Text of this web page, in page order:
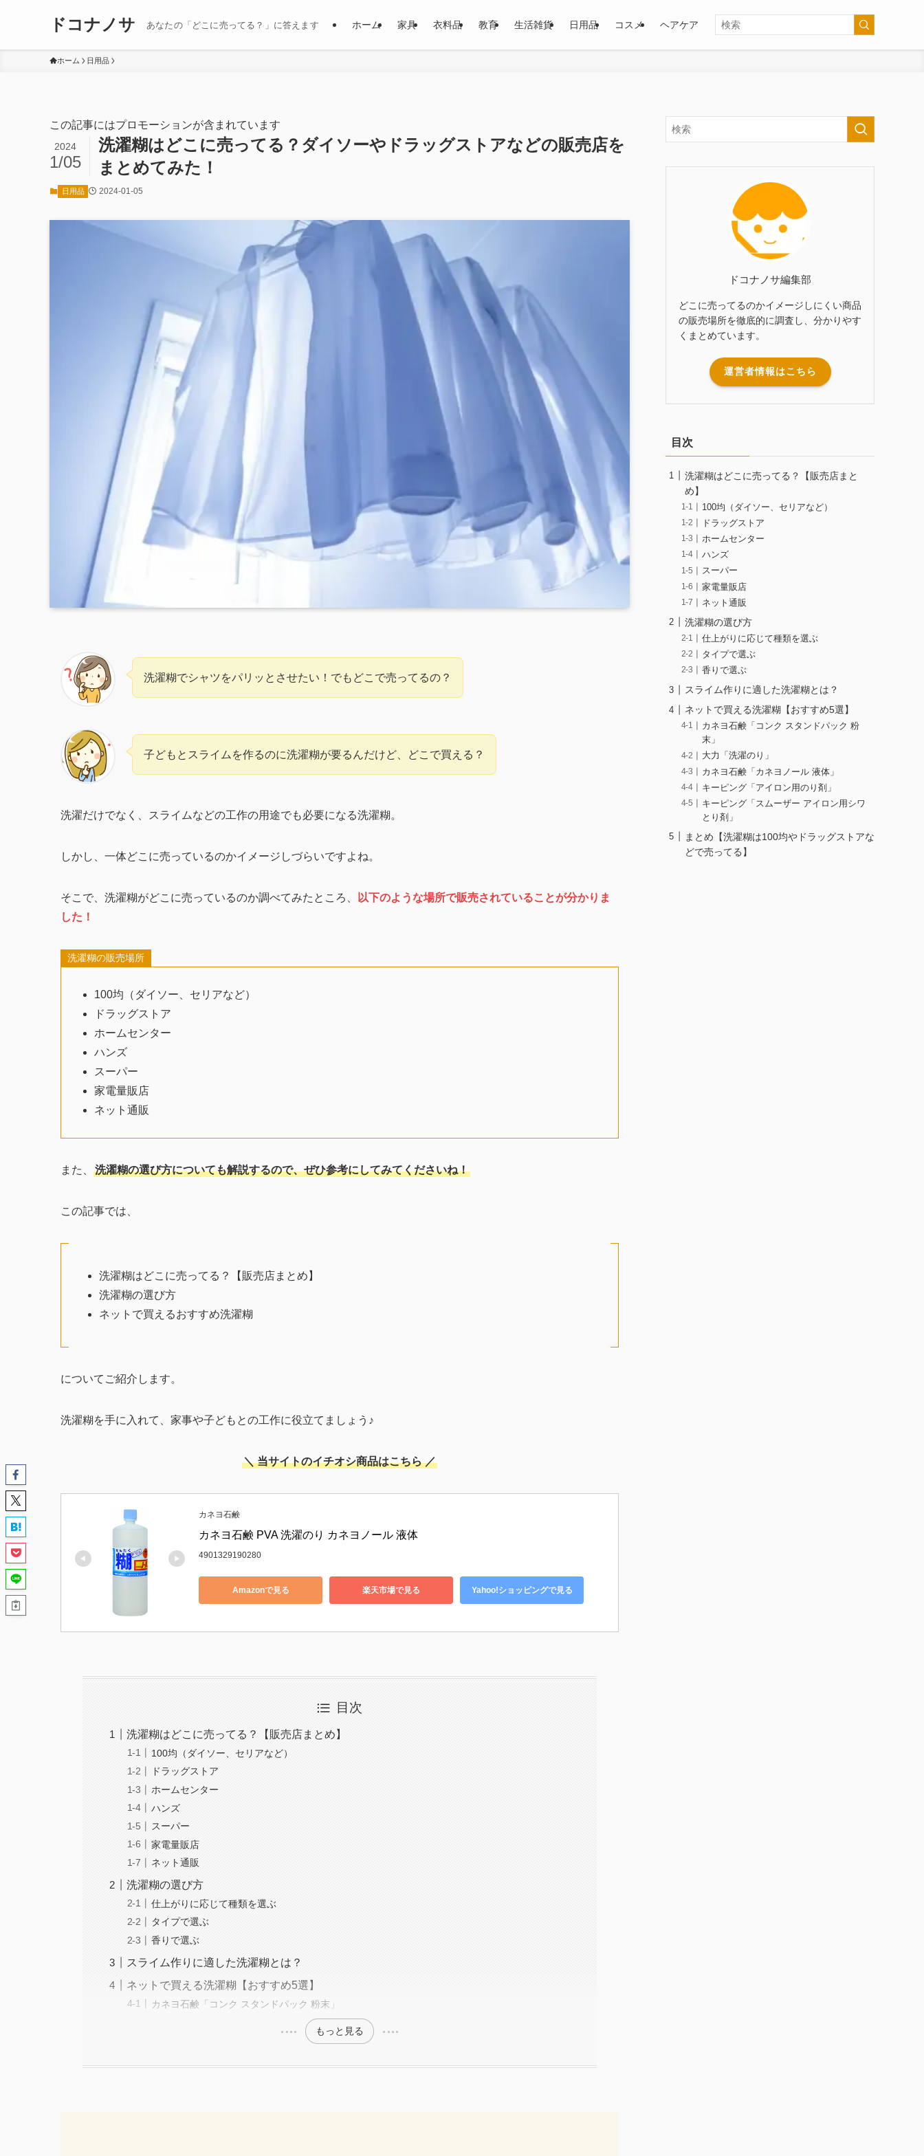
ドコナノサ あなたの「どこに売ってる？」に答えます ホーム 家具 衣料品 教育 生活雑貨 日用品 コスメ ヘアケア
ホーム 日用品
この記事にはプロモーションが含まれています
洗濯糊はどこに売ってる？ダイソーやドラッグストアなどの販売店を
まとめてみた！
2024
1/05
日用品 2024-01-05
洗濯糊でシャツをパリッとさせたい！でもどこで売ってるの？
子どもとスライムを作るのに洗濯糊が要るんだけど、どこで買える？
洗濯だけでなく、スライムなどの工作の用途でも必要になる洗濯糊。
しかし、一体どこに売っているのかイメージしづらいですよね。
そこで、洗濯糊がどこに売っているのか調べてみたところ、
以下のような場所で販売されていることが分かりま
した！
洗濯糊の販売場所
100均（ダイソー、セリアなど）
ドラッグストア
ホームセンター
ハンズ
スーパー
家電量販店
ネット通販
また、 洗濯糊の選び方についても解説するので、ぜひ参考にしてみてくださいね！
この記事では、
洗濯糊はどこに売ってる？【販売店まとめ】
洗濯糊の選び方
ネットで買えるおすすめ洗濯糊
についてご紹介します。
洗濯糊を手に入れて、家事や子どもとの工作に役立てましょう♪
＼ 当サイトのイチオシ商品はこちら ／
カネヨ石鹸
カネヨ石鹸 PVA 洗濯のり カネヨノール 液体
4901329190280
Amazonで見る 楽天市場で見る Yahoo!ショッピングで見る
目次
洗濯糊はどこに売ってる？【販売店まとめ】
100均（ダイソー、セリアなど）
ドラッグストア
ホームセンター
ハンズ
スーパー
家電量販店
ネット通販
洗濯糊の選び方
仕上がりに応じて種類を選ぶ
タイプで選ぶ
香りで選ぶ
スライム作りに適した洗濯糊とは？
ネットで買える洗濯糊【おすすめ5選】
カネヨ石鹸「コンク スタンドパック 粉末」
もっと見る
ドコナノサ編集部
どこに売ってるのかイメージしにくい商品
の販売場所を徹底的に調査し、分かりやす
くまとめています。
運営者情報はこちら
目次
洗濯糊はどこに売ってる？【販売店まと
め】
100均（ダイソー、セリアなど）
ドラッグストア
ホームセンター
ハンズ
スーパー
家電量販店
ネット通販
洗濯糊の選び方
仕上がりに応じて種類を選ぶ
タイプで選ぶ
香りで選ぶ
スライム作りに適した洗濯糊とは？
ネットで買える洗濯糊【おすすめ5選】
カネヨ石鹸「コンク スタンドパック 粉
末」
大力「洗濯のり」
カネヨ石鹸「カネヨノール 液体」
キーピング「アイロン用のり剤」
キーピング「スムーザー アイロン用シワ
とり剤」
まとめ【洗濯糊は100均やドラッグストアな
どで売ってる】